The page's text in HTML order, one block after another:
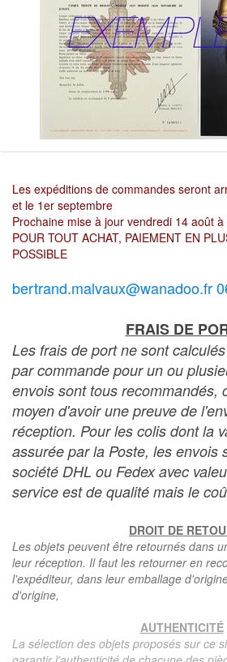
Les expéditions de commandes seront
et le 1er septembre
Prochaine mise à jour vendredi 14 août à
POUR TOUT ACHAT, PAIEMENT EN
POSSIBLE
bertrand.malvaux@wanadoo.fr
FRAIS DE
Les frais de port ne sont
par commande pour un ou
envois sont tous recommandés,
moyen d'avoir une preuve de
réception. Pour les colis dont la
assurée par la Poste, les envois
société DHL ou Fedex avec
service est de qualité mais le
DROIT DE
Les objets peuvent être retournés dans
leur réception. Il faut les retourner en
l'expéditeur, dans leur emballage
d'origine,
AUTHENTICITÉ
La sélection des objets proposés sur ce